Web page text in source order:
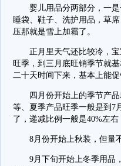
婴儿用品分两部分，一是
睡袋、鞋子、洗护用品，草
压那就是雪上加霜了。
正月里天气还比较冷，宝
旺季，到三月底旺销季节就
二十天时间下来，基本上能促
四月份开始上的季节产品
等、夏季产品旺季一般是到7
了，递减比例一般是40%左
8月份开始上秋装，但量不
9月下旬开始上冬季用品，